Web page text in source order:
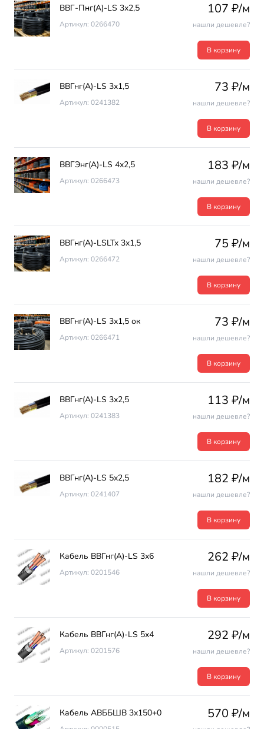
ВВГ-Пнг(А)-LS 3х2,5
Артикул: 0266470
107 ₽/м
нашли дешевле?
В корзину
ВВГнг(А)-LS 3х1,5
Артикул: 0241382
73 ₽/м
нашли дешевле?
В корзину
ВВГЭнг(А)-LS 4х2,5
Артикул: 0266473
183 ₽/м
нашли дешевле?
В корзину
ВВГнг(А)-LSLTx 3х1,5
Артикул: 0266472
75 ₽/м
нашли дешевле?
В корзину
ВВГнг(А)-LS 3х1,5 ок
Артикул: 0266471
73 ₽/м
нашли дешевле?
В корзину
ВВГнг(А)-LS 3х2,5
Артикул: 0241383
113 ₽/м
нашли дешевле?
В корзину
ВВГнг(А)-LS 5х2,5
Артикул: 0241407
182 ₽/м
нашли дешевле?
В корзину
Кабель ВВГнг(А)-LS 3х6
Артикул: 0201546
262 ₽/м
нашли дешевле?
В корзину
Кабель ВВГнг(А)-LS 5х4
Артикул: 0201576
292 ₽/м
нашли дешевле?
В корзину
Кабель АВББШВ 3х150+0 570 ₽/м